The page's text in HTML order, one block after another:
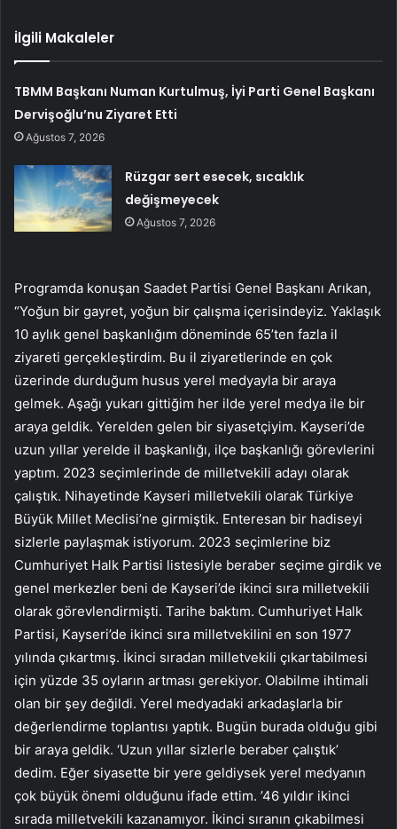
İlgili Makaleler
TBMM Başkanı Numan Kurtulmuş, İyi Parti Genel Başkanı
Dervişoğlu’nu Ziyaret Etti
Ağustos 7, 2026
Rüzgar sert esecek, sıcaklık
değişmeyecek
Ağustos 7, 2026
Programda konuşan Saadet Partisi Genel Başkanı Arıkan,
“Yoğun bir gayret, yoğun bir çalışma içerisindeyiz. Yaklaşık
10 aylık genel başkanlığım döneminde 65’ten fazla il
ziyareti gerçekleştirdim. Bu il ziyaretlerinde en çok
üzerinde durduğum husus yerel medyayla bir araya
gelmek. Aşağı yukarı gittiğim her ilde yerel medya ile bir
araya geldik. Yerelden gelen bir siyasetçiyim. Kayseri’de
uzun yıllar yerelde il başkanlığı, ilçe başkanlığı görevlerini
yaptım. 2023 seçimlerinde de milletvekili adayı olarak
çalıştık. Nihayetinde Kayseri milletvekili olarak Türkiye
Büyük Millet Meclisi’ne girmiştik. Enteresan bir hadiseyi
sizlerle paylaşmak istiyorum. 2023 seçimlerine biz
Cumhuriyet Halk Partisi listesiyle beraber seçime girdik ve
genel merkezler beni de Kayseri’de ikinci sıra milletvekili
olarak görevlendirmişti. Tarihe baktım. Cumhuriyet Halk
Partisi, Kayseri’de ikinci sıra milletvekilini en son 1977
yılında çıkartmış. İkinci sıradan milletvekili çıkartabilmesi
için yüzde 35 oyların artması gerekiyor. Olabilme ihtimali
olan bir şey değildi. Yerel medyadaki arkadaşlarla bir
değerlendirme toplantısı yaptık. Bugün burada olduğu gibi
bir araya geldik. ‘Uzun yıllar sizlerle beraber çalıştık’
dedim. Eğer siyasette bir yere geldiysek yerel medyanın
çok büyük önemi olduğunu ifade ettim. ’46 yıldır ikinci
sırada milletvekili kazanamıyor. İkinci sıranın çıkabilmesi